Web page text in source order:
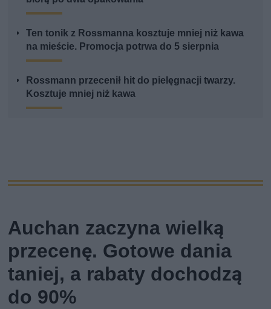
Ten tonik z Rossmanna kosztuje mniej niż kawa
na mieście. Promocja potrwa do 5 sierpnia
Rossmann przecenił hit do pielęgnacji twarzy.
Kosztuje mniej niż kawa
Auchan zaczyna wielką
przecenę. Gotowe dania
taniej, a rabaty dochodzą
do 90%